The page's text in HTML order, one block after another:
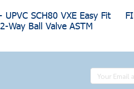
UPVC SCH80 VXE Easy Fit
2-Way Ball Valve ASTM